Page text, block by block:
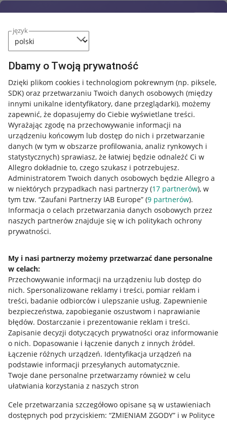
język
Dbamy o Twoją prywatność
Dzięki plikom cookies i technologiom pokrewnym (np. piksele,
SDK) oraz przetwarzaniu Twoich danych osobowych (między
innymi unikalne identyfikatory, dane przeglądarki), możemy
zapewnić, że dopasujemy do Ciebie wyświetlane treści.
Wyrażając zgodę na przechowywanie informacji na
urządzeniu końcowym lub dostęp do nich i przetwarzanie
danych (w tym w obszarze profilowania, analiz rynkowych i
statystycznych) sprawiasz, że łatwiej będzie odnaleźć Ci w
Allegro dokładnie to, czego szukasz i potrzebujesz.
Administratorem Twoich danych osobowych będzie Allegro a
w niektórych przypadkach nasi partnerzy (17 partnerów), w
tym tzw. “Zaufani Partnerzy IAB Europe” (9 partnerów).
Informacja o celach przetwarzania danych osobowych przez
naszych partnerów znajduje się w ich politykach ochrony
prywatności.
My i nasi partnerzy możemy przetwarzać dane personalne
w celach:
Przechowywanie informacji na urządzeniu lub dostęp do
nich. Spersonalizowane reklamy i treści, pomiar reklam i
treści, badanie odbiorców i ulepszanie usług. Zapewnienie
bezpieczeństwa, zapobieganie oszustwom i naprawianie
błędów. Dostarczanie i prezentowanie reklam i treści.
Zapisanie decyzji dotyczących prywatności oraz informowanie
o nich. Dopasowanie i łączenie danych z innych źródeł.
Łączenie różnych urządzeń. Identyfikacja urządzeń na
podstawie informacji przesyłanych automatycznie.
Twoje dane personalne przetwarzamy również w celu
ułatwiania korzystania z naszych stron
Cele przetwarzania szczegółowo opisane są w ustawieniach
dostępnych pod przyciskiem: “ZMIENIAM ZGODY” i w Polityce
Przydatne informacje
Jak to działa
Allegro Gadane dla sprzedających
Allegro Gadane dla kupujących
Mapa miejscowości
Informacje prawne
Regulamin
Polityka plików "cookies"
Ustawienia plików "cookies"
Udostępnianie lokalizacji